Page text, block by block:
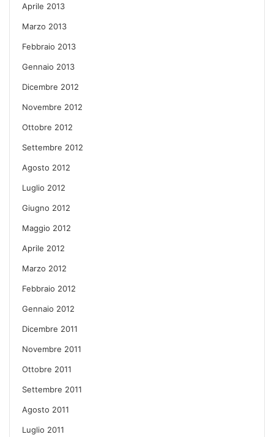
Aprile 2013
Marzo 2013
Febbraio 2013
Gennaio 2013
Dicembre 2012
Novembre 2012
Ottobre 2012
Settembre 2012
Agosto 2012
Luglio 2012
Giugno 2012
Maggio 2012
Aprile 2012
Marzo 2012
Febbraio 2012
Gennaio 2012
Dicembre 2011
Novembre 2011
Ottobre 2011
Settembre 2011
Agosto 2011
Luglio 2011